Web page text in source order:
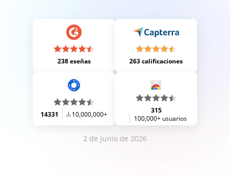
238 eseñas 263 calificaciones
14331 10,000,000+
315
100,000+ usuarios
2 de junio de 2026